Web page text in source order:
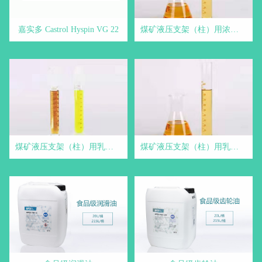
嘉实多 Castrol Hyspin VG 22